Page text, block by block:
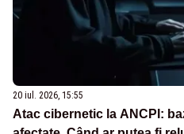
20 iul. 2026, 15:55
Atac cibernetic la ANCPI: